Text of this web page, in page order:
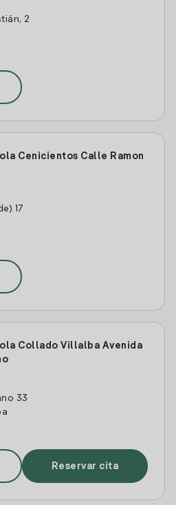
2
Cenicientos Calle Ramon
17
Collado Villalba Avenida
33
Reservar cita